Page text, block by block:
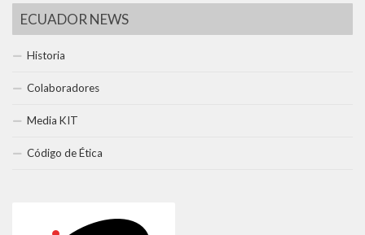
ECUADOR NEWS
Historia
Colaboradores
Media KIT
Código de Ética